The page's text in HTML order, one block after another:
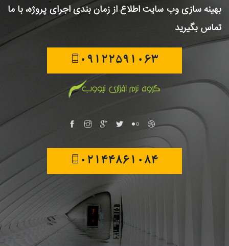
بهینه سازی وب سایتاطلاع از زمان بندی اجرای پروژه، با ما
تماس بگیرید
09122591063
02144861084